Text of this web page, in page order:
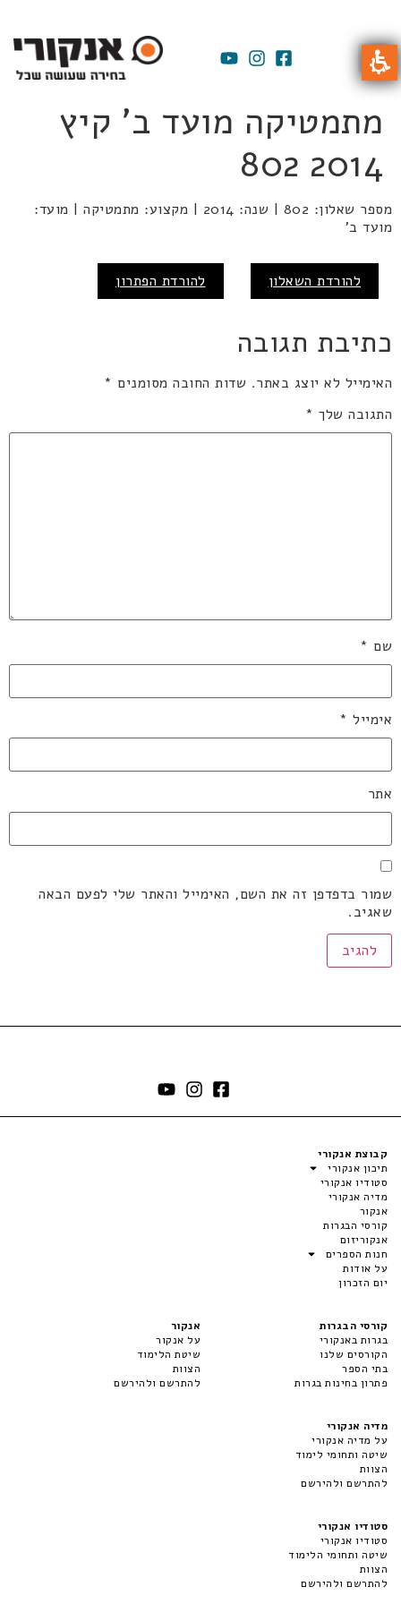
מתמטיקה מועד ב' קיץ
2014 802
מספר שאלון: 802 | שנה: 2014 | מקצוע: מתמטיקה | מועד:
מועד ב'
להורדת השאלון להורדת הפתרון
כתיבת תגובה
האימייל לא יוצג באתר. שדות החובה מסומנים *
התגובה שלך *
שם *
אימייל *
אתר
שמור בדפדפן זה את השם, האימייל והאתר שלי לפעם הבאה
שאגיב.
קבוצת אנקורי
תיכון אנקורי
סטודיו אנקורי
מדיה אנקורי
אנקור
קורסי הבגרות
אנקוריזום
חנות הספרים
על אודות
יום הזכרון
קורסי הבגרות
בגרות באנקורי
הקורסים שלנו
בתי הספר
פתרון בחינות בגרות
אנקור
על אנקור
שיטת הלימוד
הצוות
להתרשם ולהירשם
מדיה אנקורי
על מדיה אנקורי
שיטה ותחומי לימוד
הצוות
להתרשם ולהירשם
סטודיו אנקורי
סטודיו אנקורי
שיטה ותחומי הלימוד
הצוות
להתרשם ולהירשם